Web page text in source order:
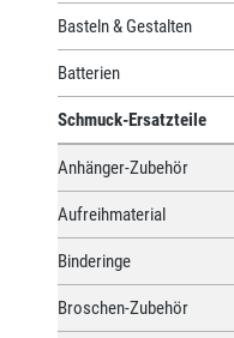
Basteln & Gestalten
Batterien
Schmuck-Ersatzteile
Anhänger-Zubehör
Aufreihmaterial
Binderinge
Broschen-Zubehör